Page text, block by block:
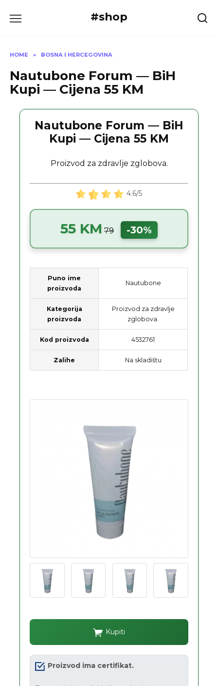
#shop
HOME » BOSNA I HERCEGOVINA
Nautubone Forum — BiH
Kupi — Cijena 55 KM
Nautubone Forum — BiH
Kupi — Cijena 55 KM
Proizvod za zdravlje zglobova.
4.6/5
55 KM 79 -30%
Puno ime
proizvoda
Nautubone
Kategorija
proizvoda
Proizvod za zdravlje
zglobova.
Kod proizvoda 4532761
Zalihe Na skladištu
Kupiti
Proizvod ima certifikat.